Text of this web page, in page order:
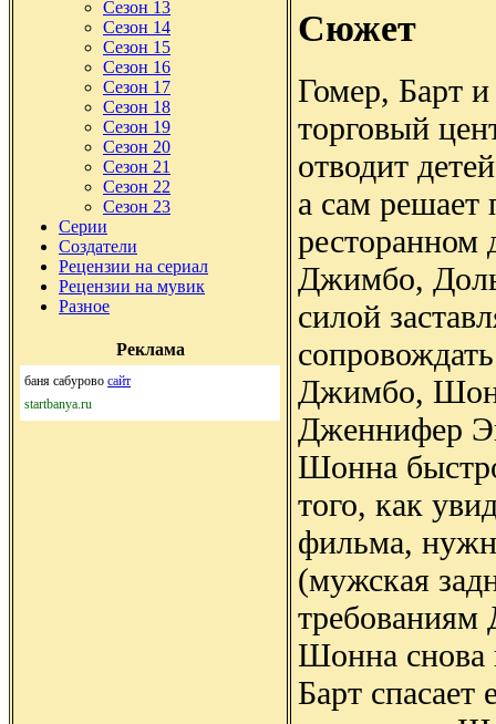
Сезон 13
Сезон 14
Сезон 15
Сезон 16
Сезон 17
Сезон 18
Сезон 19
Сезон 20
Сезон 21
Сезон 22
Сезон 23
Серии
Создатели
Рецензии на сериал
Рецензии на мувик
Разное
Реклама
баня сабурово сайт
startbanya.ru
Сюжет
Гомер, Барт
торговый
отводит
а сам решает
ресторанном
Джимбо,
силой
Джимбо,
Дженнифер
Шонна
того, как
фильма,
(мужская
Шонна снова
Барт спасает